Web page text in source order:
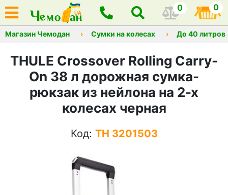
0 0
Магазин Чемодан Сумки на колесах До 40 литров
THULE Crossover Rolling Carry-
On 38 л дорожная сумка-
рюкзак из нейлона на 2-х
колесах черная
Код: TH 3201503